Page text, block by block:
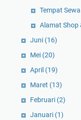
Tempat
Alamat Shop
Juni (16)
Mei (20)
April (19)
Maret (13)
Februari (2)
Januari (1)